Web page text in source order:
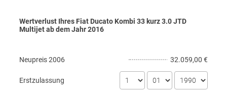
Wertverlust Ihres Fiat Ducato Kombi 33 kurz 3.0 JTD
Multijet ab dem Jahr2016
Neupreis2006 32.059,00 €
Erstzulassung